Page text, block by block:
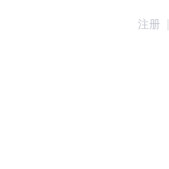
注册 |